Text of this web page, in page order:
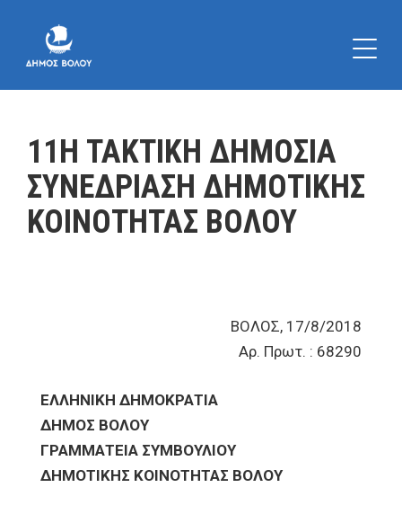
11Η ΤΑΚΤΙΚΗ ΔΗΜΟΣΙΑ
ΣΥΝΕΔΡΙΑΣΗ ΔΗΜΟΤΙΚΗΣ
ΚΟΙΝΟΤΗΤΑΣ ΒΟΛΟΥ
ΒΟΛΟΣ, 17/8/2018
Αρ. Πρωτ. : 68290
ΕΛΛΗΝΙΚΗ ΔΗΜΟΚΡΑΤΙΑ
ΔΗΜΟΣ ΒΟΛΟΥ
ΓΡΑΜΜΑΤΕΙΑ ΣΥΜΒΟΥΛΙΟΥ
ΔΗΜΟΤΙΚΗΣ ΚΟΙΝΟΤΗΤΑΣ ΒΟΛΟΥ